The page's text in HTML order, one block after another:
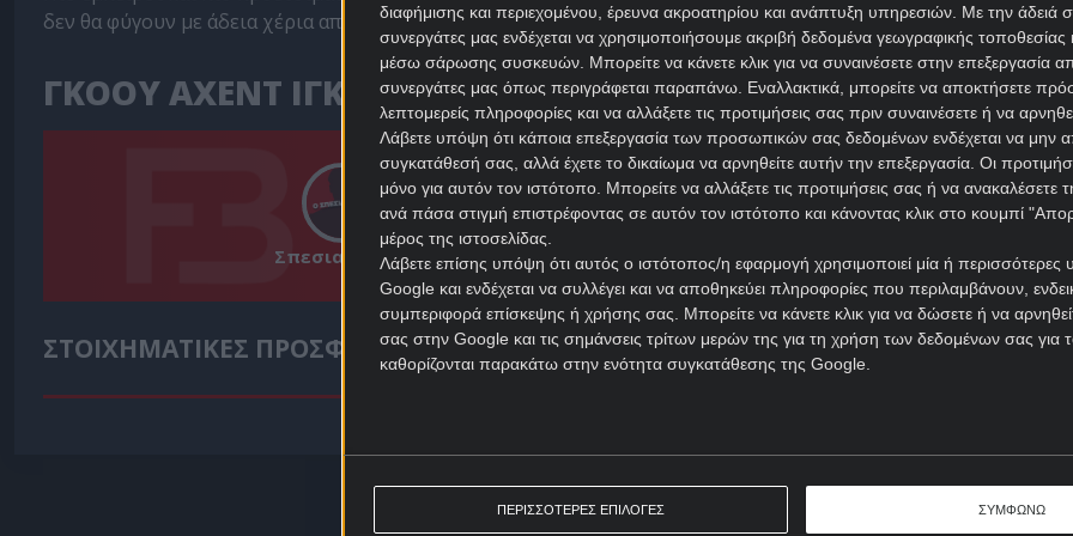
διαφήμισης και περιεχομένου, έρευνα ακροατηρίου και ανάπτυξη υπηρεσιών. Με την άδειά
συνεργάτες μας ενδέχεται να χρησιμοποιήσουμε ακριβή δεδομένα γεωγραφικής τοποθεσίας
μέσω σάρωσης συσκευών. Μπορείτε να κάνετε κλικ για να συναινέσετε στην επεξεργασία
συνεργάτες μας όπως περιγράφεται παραπάνω. Εναλλακτικά, μπορείτε να αποκτήσετε
λεπτομερείς πληροφορίες και να αλλάξετε τις προτιμήσεις σας πριν συναινέσετε ή να
Λάβετε υπόψη ότι κάποια επεξεργασία των προσωπικών σας δεδομένων ενδέχεται να μην
συγκατάθεσή σας, αλλά έχετε το δικαίωμα να αρνηθείτε αυτήν την επεξεργασία. Οι
μόνο για αυτόν τον ιστότοπο. Μπορείτε να αλλάξετε τις προτιμήσεις σας ή να ανακαλέσετε
ανά πάσα στιγμή επιστρέφοντας σε αυτόν τον ιστότοπο και κάνοντας κλικ στο κουμπί
μέρος της ιστοσελίδας.
Λάβετε επίσης υπόψη ότι αυτός ο ιστότοπος/η εφαρμογή χρησιμοποιεί μία ή περισσότερες
Google και ενδέχεται να συλλέγει και να αποθηκεύει πληροφορίες που περιλαμβάνουν,
συμπεριφορά επίσκεψης ή χρήσης σας. Μπορείτε να κάνετε κλικ για να δώσετε ή να
σας στην Google και τις σημάνσεις τρίτων μερών της για τη χρήση των δεδομένων σας
καθορίζονται παρακάτω στην ενότητα συγκατάθεσης της Google.
ΠΕΡΙΣΣΟΤΕΡΕΣ ΕΠΙΛΟΓΕΣ ΣΥΜΦΩΝΩ
δεν θα φύγουν με άδεια χέρια από την Ουτρέχτη. Προτείνουμε το συνδυαστικό Χ2 & Under 3,5 που διπλασιάζει
ΓΚΟΟΥ ΑΧΕΝΤ ΙΓΚΛΣ - ΣΤΕΑΟΥΑ ΠΡΟΓΝΩΣΤΙΚΑ
Σπεσιαλίστας
Ώρα έναρξης: 19:45 Γιουρόπα Λιγκ
ΕΚΤΙΜΗΣΗ: 1
ΣΤΟΙΧΗΜΑΤΙΚΕΣ ΠΡΟΣΦΟΡΕΣ *